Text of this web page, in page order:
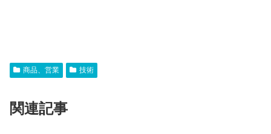
商品、営業 技術
関連記事